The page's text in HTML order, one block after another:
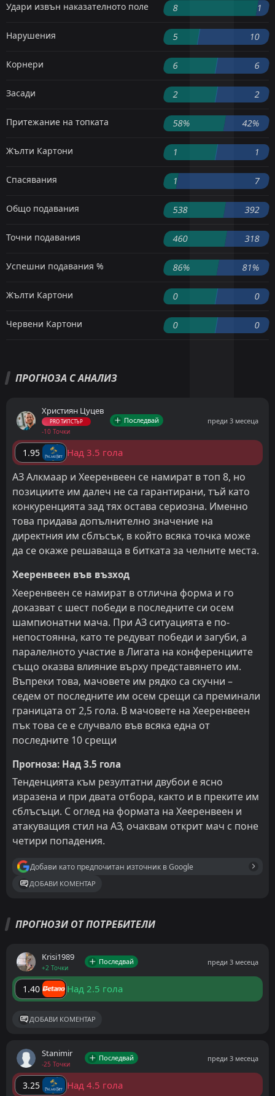
Удари извън наказателното поле 8 1
Нарушения 5 10
Корнери 6 6
Засади 2 2
Притежание на топката 58% 42%
Жълти Картони 1 1
Спасявания 1 7
Общо подавания 538 392
Точни подавания 460 318
Успешни подавания % 86% 81%
Жълти Картони 0 0
Червени Картони 0 0
ПРОГНОЗА С АНАЛИЗ
Християн Цуцев
PRO ТИПСТЪР
-10 Точки
Последвай преди 3 месеца
1.95 Над 3.5 гола
АЗ Алкмаар и Хееренвеен се намират в топ 8, но
позициите им далеч не са гарантирани, тъй като
конкуренцията зад тях остава сериозна. Именно
това придава допълнително значение на
директния им сблъсък, в който всяка точка може
да се окаже решаваща в битката за челните места.
Хееренвеен във възход
Хееренвеен се намират в отлична форма и го
доказват с шест победи в последните си осем
шампионатни мача. При АЗ ситуацията е по-
непостоянна, като те редуват победи и загуби, а
паралелното участие в Лигата на конференциите
също оказва влияние върху представянето им.
Въпреки това, мачовете им рядко са скучни –
седем от последните им осем срещи са преминали
границата от 2,5 гола. В мачовете на Хееренвеен
пък това се е случвало във всяка една от
последните 10 срещи
Прогноза: Над 3.5 гола
Тенденцията към резултатни двубои е ясно
изразена и при двата отбора, както и в преките им
сблъсъци. С оглед на формата на Хееренвеен и
атакуващия стил на АЗ, очаквам открит мач с поне
четири попадения.
Добави като предпочитан източник в Google
ДОБАВИ КОМЕНТАР
ПРОГНОЗИ ОТ ПОТРЕБИТЕЛИ
Krisi1989
+2 Точки
Последвай преди 3 месеца
1.40 Над 2.5 гола
ДОБАВИ КОМЕНТАР
Stanimir
-25 Точки
Последвай преди 3 месеца
3.25 Над 4.5 гола